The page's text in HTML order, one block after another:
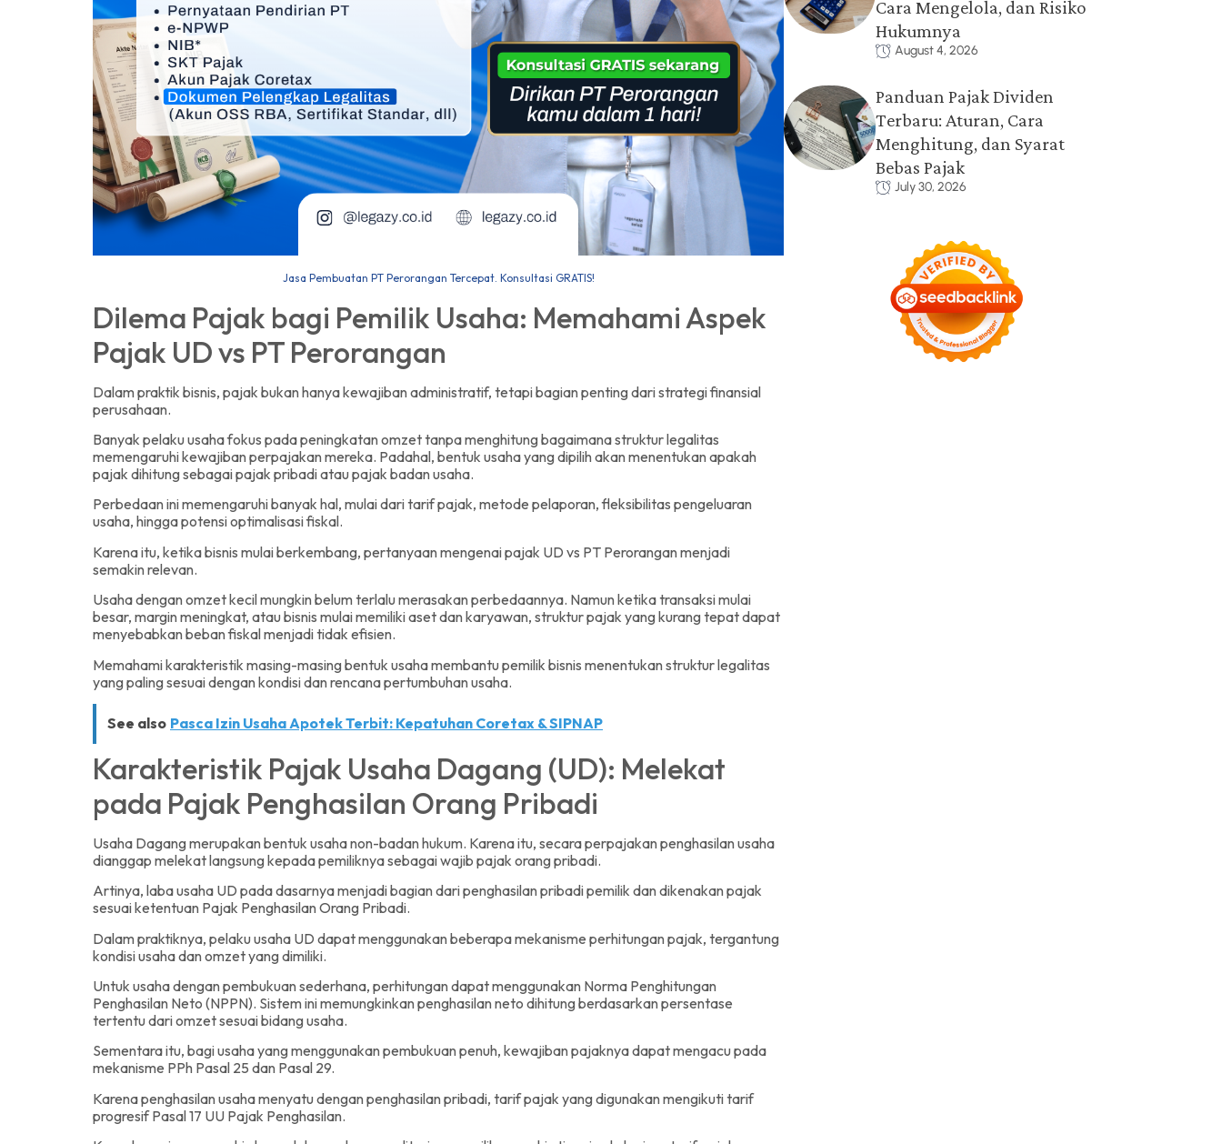
Jasa Pembuatan PT Perorangan Tercepat. Konsultasi GRATIS!
Dilema Pajak bagi Pemilik Usaha: Memahami Aspek
Pajak UD vs PT Perorangan
Dalam praktik bisnis, pajak bukan hanya kewajiban administratif, tetapi bagian penting dari strategi finansial
perusahaan.
Banyak pelaku usaha fokus pada peningkatan omzet tanpa menghitung bagaimana struktur legalitas
memengaruhi kewajiban perpajakan mereka. Padahal, bentuk usaha yang dipilih akan menentukan apakah
pajak dihitung sebagai pajak pribadi atau pajak badan usaha.
Perbedaan ini memengaruhi banyak hal, mulai dari tarif pajak, metode pelaporan, fleksibilitas pengeluaran
usaha, hingga potensi optimalisasi fiskal.
Karena itu, ketika bisnis mulai berkembang, pertanyaan mengenai pajak UD vs PT Perorangan menjadi
semakin relevan.
Usaha dengan omzet kecil mungkin belum terlalu merasakan perbedaannya. Namun ketika transaksi mulai
besar, margin meningkat, atau bisnis mulai memiliki aset dan karyawan, struktur pajak yang kurang tepat dapat
menyebabkan beban fiskal menjadi tidak efisien.
Memahami karakteristik masing-masing bentuk usaha membantu pemilik bisnis menentukan struktur legalitas
yang paling sesuai dengan kondisi dan rencana pertumbuhan usaha.
See also Pasca Izin Usaha Apotek Terbit: Kepatuhan Coretax & SIPNAP
Karakteristik Pajak Usaha Dagang (UD): Melekat
pada Pajak Penghasilan Orang Pribadi
Usaha Dagang merupakan bentuk usaha non-badan hukum. Karena itu, secara perpajakan penghasilan usaha
dianggap melekat langsung kepada pemiliknya sebagai wajib pajak orang pribadi.
Artinya, laba usaha UD pada dasarnya menjadi bagian dari penghasilan pribadi pemilik dan dikenakan pajak
sesuai ketentuan Pajak Penghasilan Orang Pribadi.
Dalam praktiknya, pelaku usaha UD dapat menggunakan beberapa mekanisme perhitungan pajak, tergantung
kondisi usaha dan omzet yang dimiliki.
Untuk usaha dengan pembukuan sederhana, perhitungan dapat menggunakan Norma Penghitungan
Penghasilan Neto (NPPN). Sistem ini memungkinkan penghasilan neto dihitung berdasarkan persentase
tertentu dari omzet sesuai bidang usaha.
Sementara itu, bagi usaha yang menggunakan pembukuan penuh, kewajiban pajaknya dapat mengacu pada
mekanisme PPh Pasal 25 dan Pasal 29.
Karena penghasilan usaha menyatu dengan penghasilan pribadi, tarif pajak yang digunakan mengikuti tarif
progresif Pasal 17 UU Pajak Penghasilan.
Cara Mengelola, dan Risiko
Hukumnya
August 4, 2026
Panduan Pajak Dividen
Terbaru: Aturan, Cara
Menghitung, dan Syarat
Bebas Pajak
July 30, 2026